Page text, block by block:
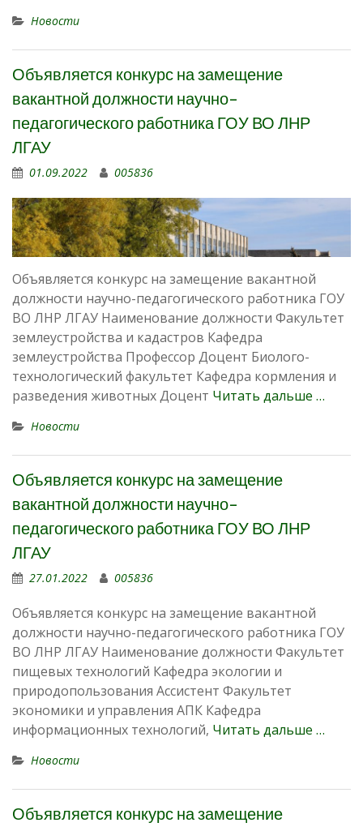
Новости
Объявляется конкурс на замещение
вакантной должности научно-
педагогического работника ГОУ ВО ЛНР
ЛГАУ
01.09.2022 005836
Объявляется конкурс на замещение вакантной
должности научно-педагогического работника ГОУ
ВО ЛНР ЛГАУ Наименование должности Факультет
землеустройства и кадастров Кафедра
землеустройства Профессор Доцент Биолого-
технологический факультет Кафедра кормления и
разведения животных Доцент Читать дальше …
Новости
Объявляется конкурс на замещение
вакантной должности научно-
педагогического работника ГОУ ВО ЛНР
ЛГАУ
27.01.2022 005836
Объявляется конкурс на замещение вакантной
должности научно-педагогического работника ГОУ
ВО ЛНР ЛГАУ Наименование должности Факультет
пищевых технологий Кафедра экологии и
природопользования Ассистент Факультет
экономики и управления АПК Кафедра
информационных технологий, Читать дальше …
Новости
Объявляется конкурс на замещение